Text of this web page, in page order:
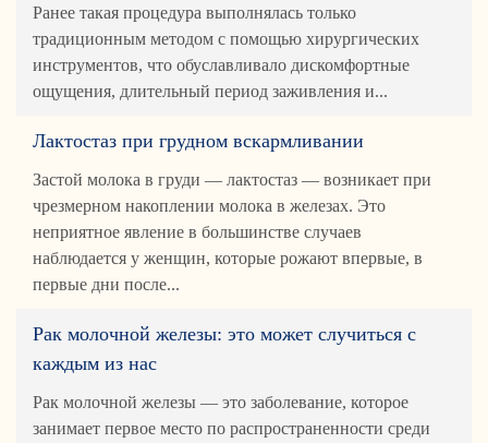
Ранее такая процедура выполнялась только
традиционным методом с помощью хирургических
инструментов, что обуславливало дискомфортные
ощущения, длительный период заживления и...
Лактостаз при грудном вскармливании
Застой молока в груди — лактостаз — возникает при
чрезмерном накоплении молока в железах. Это
неприятное явление в большинстве случаев
наблюдается у женщин, которые рожают впервые, в
первые дни после...
Рак молочной железы: это может случиться с
каждым из нас
Рак молочной железы — это заболевание, которое
занимает первое место по распространенности среди